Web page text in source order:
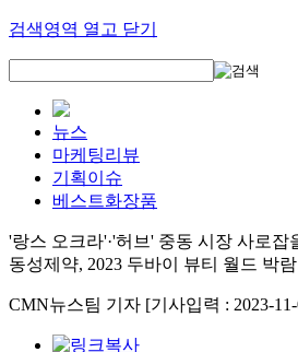
검색영역 열고 닫기
뉴스
마케팅리뷰
기획이슈
베스트화장품
'랑스 오크라'·'허브' 중동 시장 사로잡
동성제약, 2023 두바이 뷰티 월드 박
CMN뉴스팀 기자 [기사입력 : 2023-